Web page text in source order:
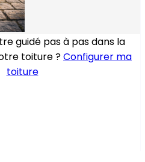
guidé pas à pas dans la
toiture ?Configurer ma
toiture